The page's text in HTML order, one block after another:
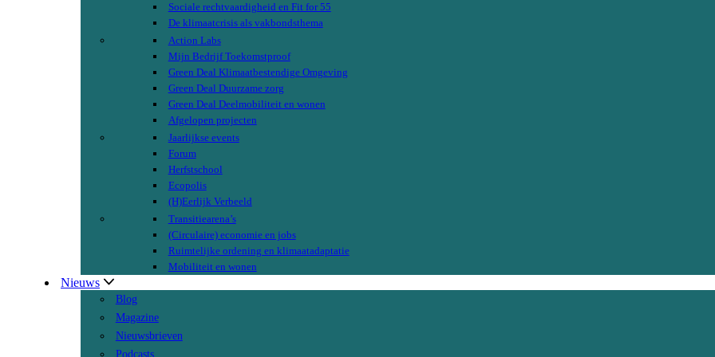
Sociale rechtvaardigheid en Fit for 55
De klimaatcrisis als vakbondsthema
Action Labs
Mijn Bedrijf Toekomstproof
Green Deal Klimaatbestendige Omgeving
Green Deal Duurzame zorg
Green Deal Deelmobiliteit en wonen
Afgelopen projecten
Jaarlijkse events
Forum
Herfstschool
Ecopolis
(H)Eerlijk Verbeeld
Transitiearena’s
(Circulaire) economie en jobs
Ruimtelijke ordening en klimaatadaptatie
Mobiliteit en wonen
Nieuws
Blog
Magazine
Nieuwsbrieven
Podcasts